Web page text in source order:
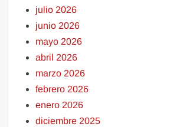
julio 2026
junio 2026
mayo 2026
abril 2026
marzo 2026
febrero 2026
enero 2026
diciembre 2025